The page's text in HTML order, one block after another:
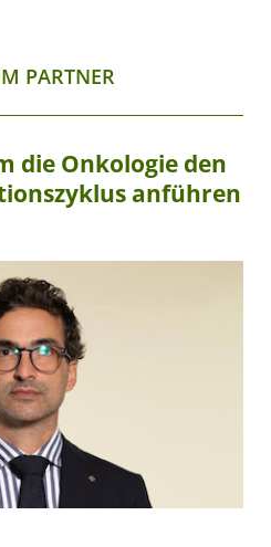
PARTNER
die Onkologie den
anführen